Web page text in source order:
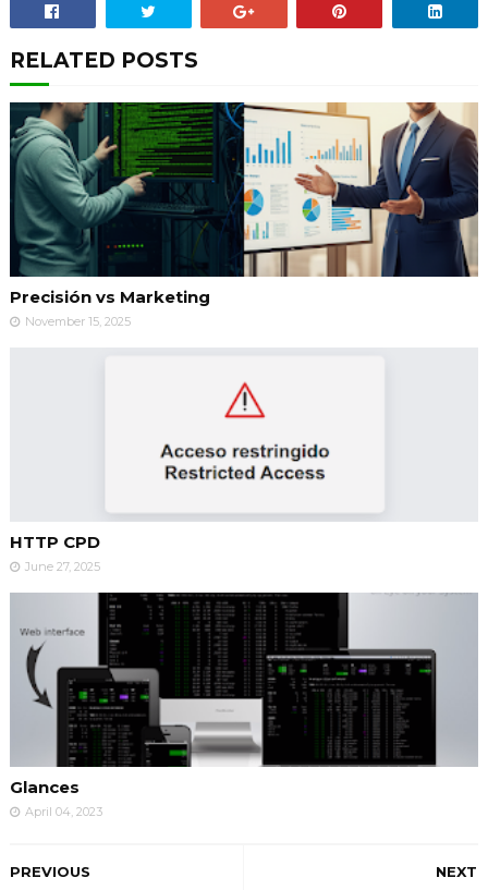
RELATED POSTS
Precisión vs Marketing
November 15, 2025
HTTP CPD
June 27, 2025
Glances
April 04, 2023
NEXT
PREVIOUS